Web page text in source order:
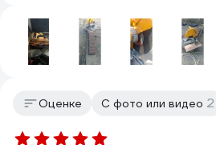
Оценке С фото или видео 2